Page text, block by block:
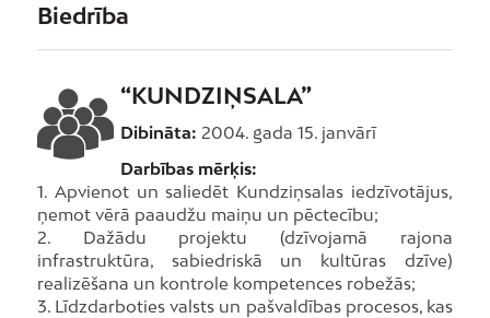
Biedrība
“KUNDZIŅSALA”
Dibināta: 2004. gada 15. janvārī
Darbības mērķis:
1. Apvienot un saliedēt Kundziņsalas iedzīvotājus,
ņemot vērā paaudžu maiņu un pēctecību;
2. Dažādu projektu (dzīvojamā rajona
infrastruktūra, sabiedriskā un kultūras dzīve)
realizēšana un kontrole kompetences robežās;
3. Līdzdarboties valsts un pašvaldības procesos, kas